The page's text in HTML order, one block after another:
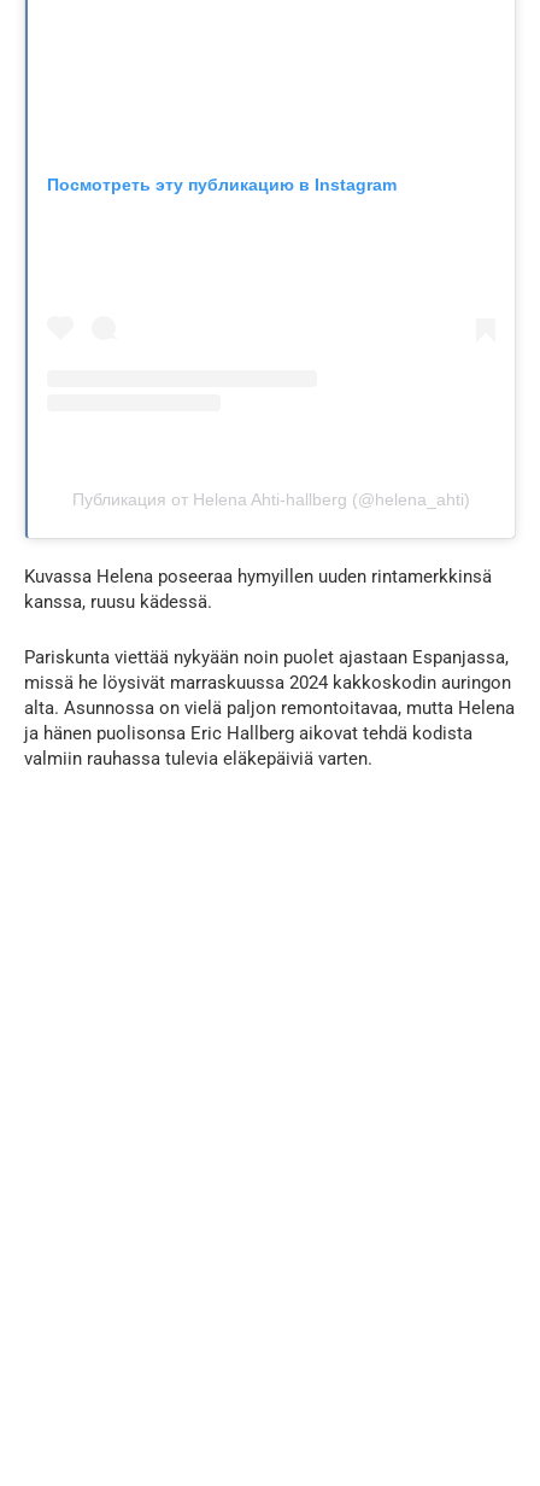
Посмотреть эту публикацию в Instagram
Публикация от Helena Ahti-hallberg (@helena_ahti)
Kuvassa Helena poseeraa hymyillen uuden rintamerkkinsä
kanssa, ruusu kädessä.
Pariskunta viettää nykyään noin puolet ajastaan Espanjassa,
missä he löysivät marraskuussa 2024 kakkoskodin auringon
alta. Asunnossa on vielä paljon remontoitavaa, mutta Helena
ja hänen puolisonsa Eric Hallberg aikovat tehdä kodista
valmiin rauhassa tulevia eläkepäiviä varten.